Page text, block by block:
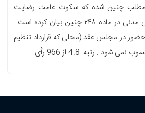
مطلب چنین شده که سکوت عامت رضایت
است حال انکه قانون مدنی در ماده ۲۴۸ چنین بیان کرده است :
در مجلس عقد (محلی که قرارداد تنظیم
شود . رتبه: 4.8 از 966 رأی